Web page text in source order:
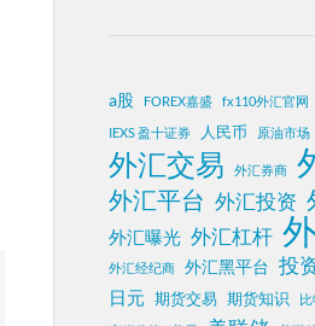
a股 FOREX嘉盛 fx110外汇官网
IEXS 盈十证券
人民币 原油市场
外汇交易 外汇券商
外汇平台 外汇投资
外汇曝光 外汇杠杆
外汇经纪商 外汇黑平台 投
日元 期货交易 期货知识